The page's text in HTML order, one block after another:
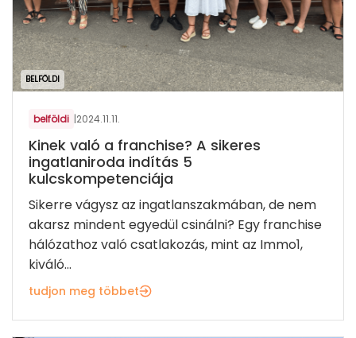
BELFÖLDI
belföldi |2024.11.11.
Kinek való a franchise? A sikeres
ingatlaniroda indítás 5
kulcskompetenciája
Sikerre vágysz az ingatlanszakmában, de nem
akarsz mindent egyedül csinálni? Egy franchise
hálózathoz való csatlakozás, mint az Immo1,
kiváló...
tudjon meg többet